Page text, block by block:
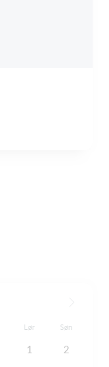
Lør Søn
1 2